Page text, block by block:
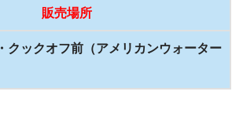
販売場所
クックオフ前（アメリカンウォーター